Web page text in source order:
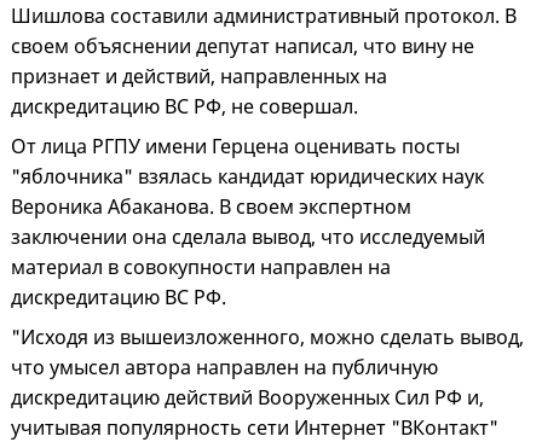
Шишлова составили административный протокол. В
своем объяснении депутат написал, что вину не
признает и действий, направленных на
дискредитацию ВС РФ, не совершал.
От лица РГПУ имени Герцена оценивать посты
"яблочника" взялась кандидат юридических наук
Вероника Абаканова. В своем экспертном
заключении она сделала вывод, что исследуемый
материал в совокупности направлен на
дискредитацию ВС РФ.
"Исходя из вышеизложенного, можно сделать вывод,
что умысел автора направлен на публичную
дискредитацию действий Вооруженных Сил РФ и,
учитывая популярность сети Интернет "ВКонтакт"